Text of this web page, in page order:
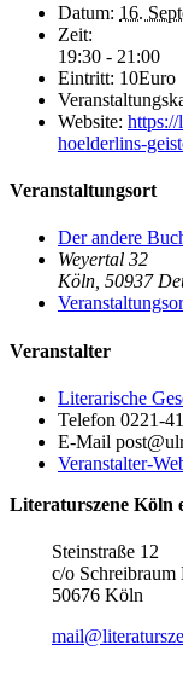
Datum: 16.
Zeit:
19:30 - 21:00
Eintritt: 10Euro
Website:
hoelderlins-
Veranstaltungsort
Der andere
Weyertal 32
Köln, 50937
Veranstalter
Literarische
Telefon 0221-
E-Mail
Veranstalter-
Literaturszene Köln
Steinstraße 12
c/o Schreibraum
50676 Köln